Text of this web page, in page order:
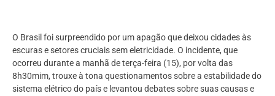
O Brasil foi surpreendido por um apagão que deixou cidades às
escuras e setores cruciais sem eletricidade. O incidente, que
ocorreu durante a manhã de terça-feira (15), por volta das
8h30mim, trouxe à tona questionamentos sobre a estabilidade do
sistema elétrico do país e levantou debates sobre suas causas e